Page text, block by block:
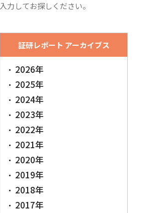
入力してお探しください。
証研レポート アーカイブス
2026年
2025年
2024年
2023年
2022年
2021年
2020年
2019年
2018年
2017年